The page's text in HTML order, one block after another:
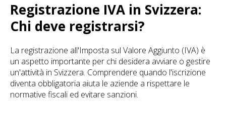
Registrazione IVA in Svizzera:
Chi deve registrarsi?
La registrazione all'Imposta sul Valore Aggiunto (IVA) è
un aspetto importante per chi desidera avviare o gestire
un'attività in Svizzera. Comprendere quando l'iscrizione
diventa obbligatoria aiuta le aziende a rispettare le
normative fiscali ed evitare sanzioni.